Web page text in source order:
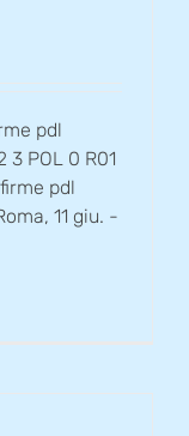
pdl
3 POL 0 R01
pdl
11 giu. -